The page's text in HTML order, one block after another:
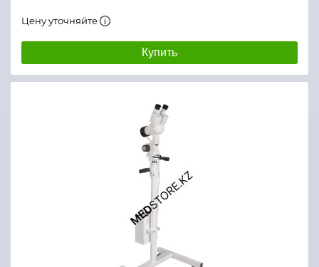
Цену уточняйте
Купить